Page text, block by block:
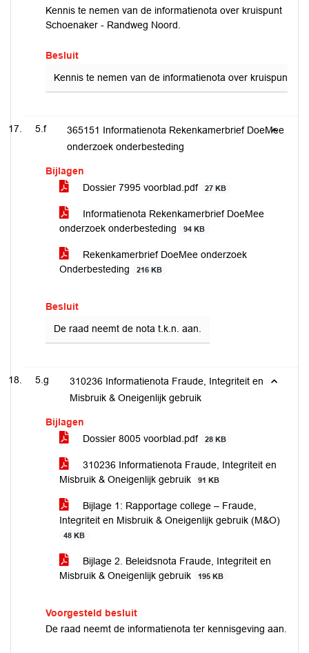
Kennis te nemen van de informatienota over kruispunt
Schoenaker - Randweg Noord.
Besluit
Kennis te nemen van de informatienota over kruispunt
5.f
365151 Informatienota Rekenkamerbrief DoeMee
onderzoek onderbesteding
Bijlagen
Dossier 7995 voorblad.pdf
27 KB
Informatienota Rekenkamerbrief DoeMee
onderzoek onderbesteding
94 KB
Rekenkamerbrief DoeMee onderzoek
Onderbesteding
216 KB
Besluit
De raad neemt de nota t.k.n. aan.
5.g
310236 Informatienota Fraude, Integriteit en
Misbruik & Oneigenlijk gebruik
Bijlagen
Dossier 8005 voorblad.pdf
28 KB
310236 Informatienota Fraude, Integriteit en
Misbruik & Oneigenlijk gebruik
91 KB
Bijlage 1: Rapportage college – Fraude,
Integriteit en Misbruik & Oneigenlijk gebruik (M&O)
48 KB
Bijlage 2. Beleidsnota Fraude, Integriteit en
Misbruik & Oneigenlijk gebruik
195 KB
Voorgesteld besluit
De raad neemt de informatienota ter kennisgeving aan.